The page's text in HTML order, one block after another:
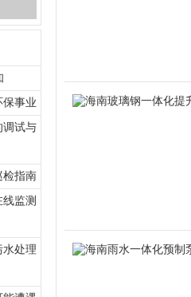
保事业
调试与
检指南
监测
水处理